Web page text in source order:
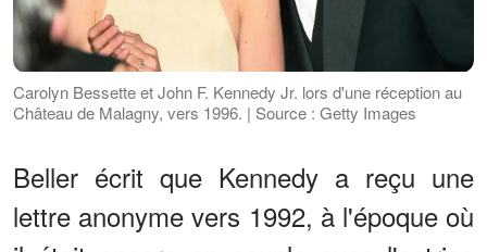
Carolyn Bessette et John F. Kennedy Jr. lors d'une réception au
Château de Malagny, vers 1996. | Source : Getty Images
Beller écrit que Kennedy a reçu une
lettre anonyme vers 1992, à l'époque où